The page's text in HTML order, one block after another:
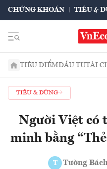
CHỨNG KHOÁN TIÊU &
TIÊU ĐIỂMĐẦU TƯTÀI
TIÊU & DÙNG
Người Việt có
minh bằng
T Tường